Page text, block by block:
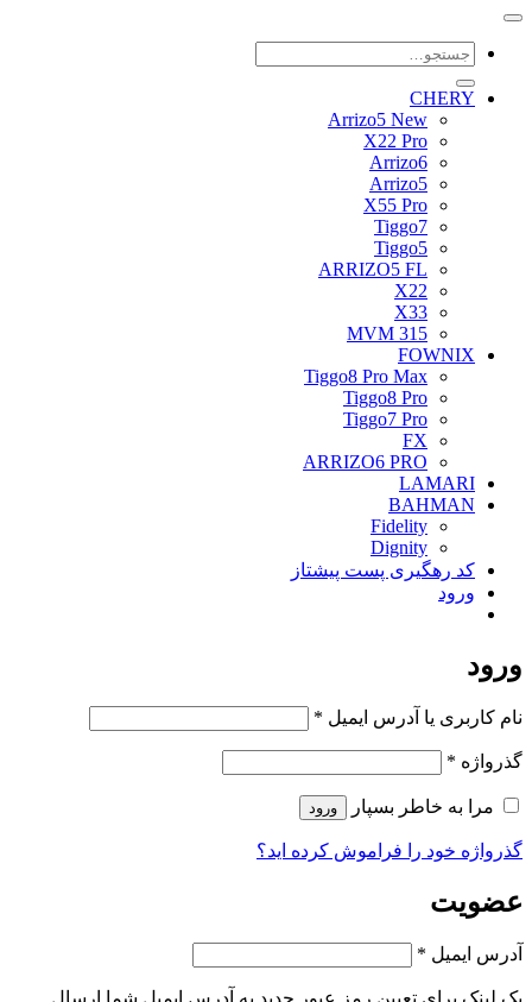
جستجو
CHERY
Arrizo5 New
X22 Pro
Arrizo6
Arrizo5
X55 Pro
Tiggo7
Tiggo5
ARRIZO5 FL
X22
X33
MVM 315
FOWNIX
Tiggo8 Pro Max
Tiggo8 Pro
Tiggo7 Pro
FX
ARRIZO6 PRO
LAMARI
BAHMAN
Fidelity
Dignity
کد رهگیری پست پیشتاز
ورود
ورود
نام کاربری یا آدرس ایمیل *
گذرواژه *
مرا به خاطر بسپار ورود
گذرواژه خود را فراموش کرده اید؟
عضویت
آدرس ایمیل *
یک لینک برای تعیین رمز عبور جدید به آدرس ایمیل شما ارسال